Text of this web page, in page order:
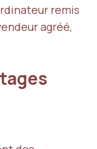
remis
agréé,